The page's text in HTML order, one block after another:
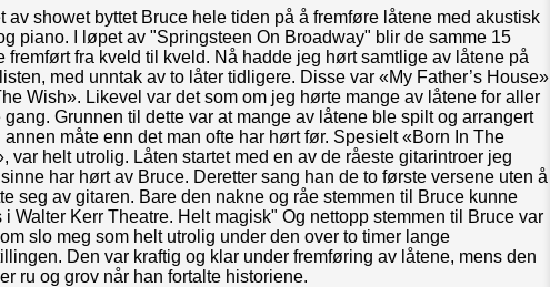
av showet byttet Bruce hele tiden på å fremføre låtene med akustisk
piano. I løpet av "Springsteen On Broadway" blir de samme 15
fremført fra kveld til kveld. Nå hadde jeg hørt samtlige av låtene på
med unntak av to låter tidligere. Disse var «My Father’s House»
Wish». Likevel var det som om jeg hørte mange av låtene for aller
gang. Grunnen til dette var at mange av låtene ble spilt og arrangert
annen måte enn det man ofte har hørt før. Spesielt «Born In The
var helt utrolig. Låten startet med en av de råeste gitarintroer jeg
har hørt av Bruce. Deretter sang han de to første versene uten å
seg av gitaren. Bare den nakne og råe stemmen til Bruce kunne
i Walter Kerr Theatre. Helt magisk" Og nettopp stemmen til Bruce var
slo meg som helt utrolig under den over to timer lange
Den var kraftig og klar under fremføring av låtene, mens den
ru og grov når han fortalte historiene.